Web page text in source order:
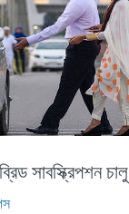
সাবস্ক্রিপশন চালু